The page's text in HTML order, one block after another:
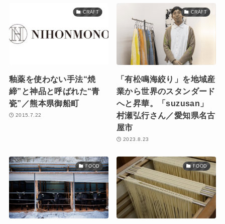
CRAFT
釉薬を使わない手法“焼
締”と神品と呼ばれた“青
瓷”／熊本県御船町
2015.7.22
CRAFT
「有松鳴海絞り」を地域産
業から世界のスタンダード
へと昇華。「suzusan」
村瀬弘行さん／愛知県名古
屋市
2023.8.23
FOOD FOOD